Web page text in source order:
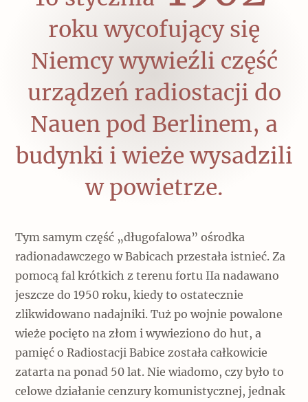
roku wycofujący się
Niemcy wywieźli część
urządzeń radiostacji do
Nauen pod Berlinem, a
budynki i wieże wysadzili
w powietrze.
Tym samym część „długofalowa” ośrodka
radionadawczego w Babicach przestała istnieć. Za
pomocą fal krótkich z terenu fortu IIa nadawano
jeszcze do 1950 roku, kiedy to ostatecznie
zlikwidowano nadajniki. Tuż po wojnie powalone
wieże pocięto na złom i wywieziono do hut, a
pamięć o Radiostacji Babice została całkowicie
zatarta na ponad 50 lat. Nie wiadomo, czy było to
celowe działanie cenzury komunistycznej, jednak